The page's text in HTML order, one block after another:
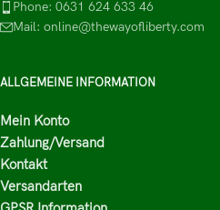
Phone: 0631 624 633 46
Mail: online@thewayofliberty.com
ALLGEMEINE INFORMATION
Mein Konto
Zahlung/Versand
Kontakt
Versandarten